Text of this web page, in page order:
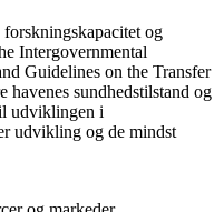
og
Intergovernmental
Guidelines on the Transfer
sundhedstilstand og
udviklingen i
udvikling og de mindst